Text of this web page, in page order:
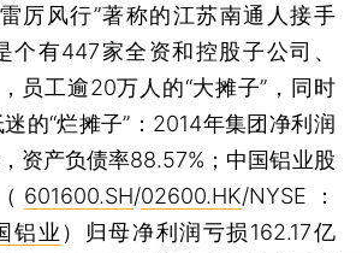
风行”著称的江苏南通人接手
个有447家全资和控股子公司、
员工逾20万人的“大摊子”，同时
的“烂摊子”：2014年集团净利润
资产负债率88.57%；中国铝业股
601600.SH/02600.HK/NYSE：
铝业 ）归母净利润亏损162.17亿